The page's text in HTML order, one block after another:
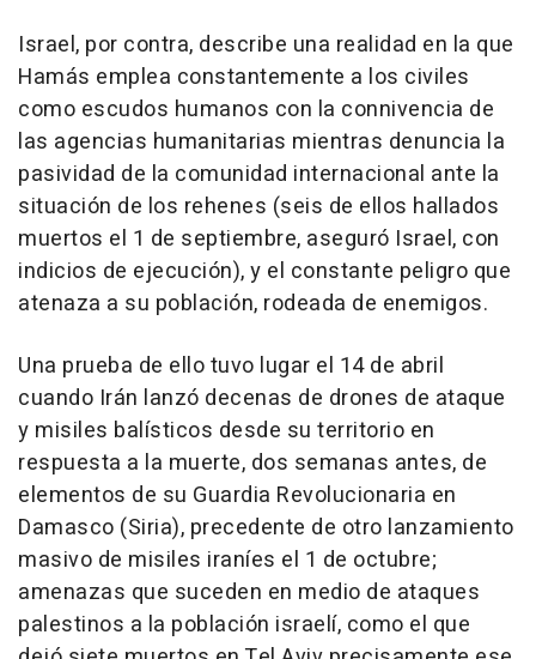
Israel, por contra, describe una realidad en la que
Hamás emplea constantemente a los civiles
como escudos humanos con la connivencia de
las agencias humanitarias mientras denuncia la
pasividad de la comunidad internacional ante la
situación de los rehenes (seis de ellos hallados
muertos el 1 de septiembre, aseguró Israel, con
indicios de ejecución), y el constante peligro que
atenaza a su población, rodeada de enemigos.
Una prueba de ello tuvo lugar el 14 de abril
cuando Irán lanzó decenas de drones de ataque
y misiles balísticos desde su territorio en
respuesta a la muerte, dos semanas antes, de
elementos de su Guardia Revolucionaria en
Damasco (Siria), precedente de otro lanzamiento
masivo de misiles iraníes el 1 de octubre;
amenazas que suceden en medio de ataques
palestinos a la población israelí, como el que